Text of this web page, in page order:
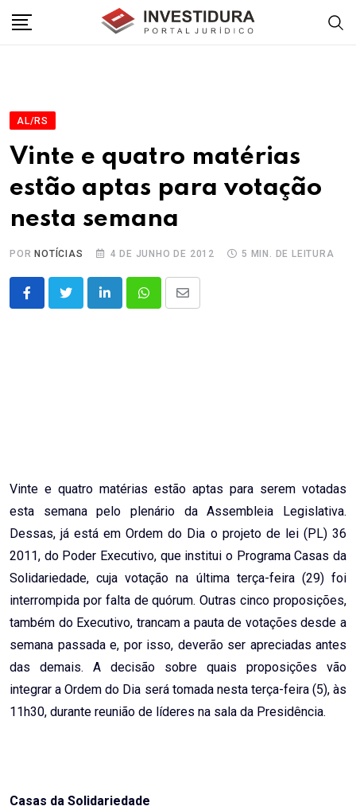
AL/RS
Vinte e quatro matérias
estão aptas para votação
nesta semana
POR NOTÍCIAS 4 DE JUNHO DE 2012 5 MIN. DE LEITURA
LinkedInWhatsappShare
Vinte e quatro matérias estão aptas para serem votadas
esta semana pelo plenário da Assembleia Legislativa.
Dessas, já está em Ordem do Dia o projeto de lei (PL) 36
2011, do Poder Executivo, que institui o Programa Casas da
Solidariedade, cuja votação na última terça-feira (29) foi
interrompida por falta de quórum. Outras cinco proposições,
também do Executivo, trancam a pauta de votações desde a
semana passada e, por isso, deverão ser apreciadas antes
das demais. A decisão sobre quais proposições vão
integrar a Ordem do Dia será tomada nesta terça-feira (5), às
11h30, durante reunião de líderes na sala da Presidência.
Casas da Solidariedade